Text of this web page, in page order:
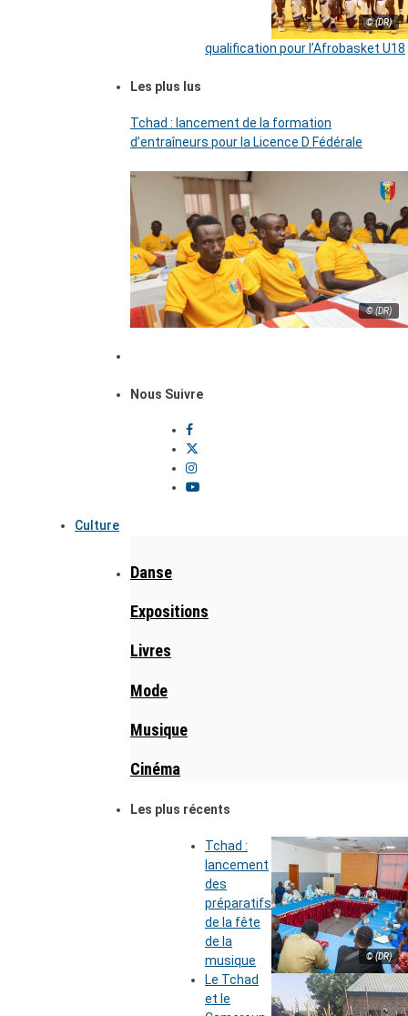
© (DR)
qualification pour l’Afrobasket U18
Les plus lus
Tchad : lancement de la formation
d’entraîneurs pour la Licence D Fédérale
© (DR)
Nous Suivre
Culture
Danse
Expositions
Livres
Mode
Musique
Cinéma
Les plus récents
© (DR)
Tchad :
lancement
des
préparatifs
de la fête
de la
musique
Le Tchad
et le